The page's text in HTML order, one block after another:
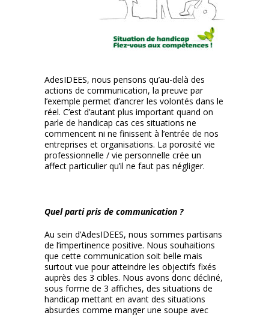
AdesIDEES, nous pensons qu’au-delà des
actions de communication, la preuve par
l’exemple permet d’ancrer les volontés dans le
réel. C’est d’autant plus important quand on
parle de handicap cas ces situations ne
commencent ni ne finissent à l’entrée de nos
entreprises et organisations. La porosité vie
professionnelle / vie personnelle crée un
affect particulier qu’il ne faut pas négliger.
Quel parti pris de communication ?
Au sein d’AdesIDEES, nous sommes partisans
de l’impertinence positive. Nous souhaitions
que cette communication soit belle mais
surtout vue pour atteindre les objectifs fixés
auprès des 3 cibles. Nous avons donc décliné,
sous forme de 3 affiches, des situations de
handicap mettant en avant des situations
absurdes comme manger une soupe avec